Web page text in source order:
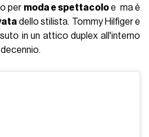
per moda e spettacoloe ma è
dello stilista. Tommy Hilfiger e
in un attico duplex all'interno